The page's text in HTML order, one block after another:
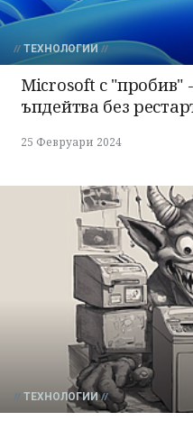
ТЕХНОЛОГИИ
Microsoft с "пробив"
ъпдейтва без
25 Февруари 2024
ТЕХНОЛОГИИ